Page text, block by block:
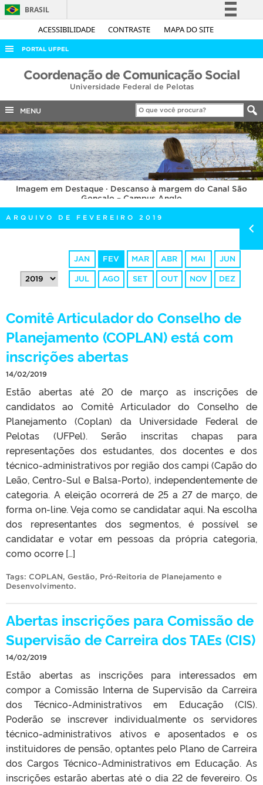
ACESSIBILIDADE CONTRASTE MAPA DO SITE
BRASIL
Simplifique!
Acesso à informação
Legislação
Canais
PORTAL UFPEL
ACESSO À INFORMAÇÃO
COBALTO
CONCURSOS
EDITAIS
INTERNACIONAL
OUVIDORIA
PORTARIAS
TELEFONES
Coordenação de Comunicação Social
Universidade Federal de Pelotas
MENU
Imagem em Destaque · Descanso à margem do Canal São
Gonçalo – Campus Anglo
ARQUIVO DE FEVEREIRO 2019
JAN FEV MAR ABR MAI JUN
JUL AGO SET OUT NOV DEZ
Comitê Articulador do Conselho de
Planejamento (COPLAN) está com
inscrições abertas
14/02/2019
Estão abertas até 20 de março as inscrições de
candidatos ao Comitê Articulador do Conselho de
Planejamento (Coplan) da Universidade Federal de
Pelotas (UFPel). Serão inscritas chapas para
representações dos estudantes, dos docentes e dos
técnico-administrativos por região dos campi (Capão do
Leão, Centro-Sul e Balsa-Porto), independentemente de
categoria. A eleição ocorrerá de 25 a 27 de março, de
forma on-line. Veja como se candidatar aqui. Na escolha
dos representantes dos segmentos, é possível se
candidatar e votar em pessoas da própria categoria,
como ocorre […]
Tags: COPLAN, Gestão, Pró-Reitoria de Planejamento e
Desenvolvimento.
Abertas inscrições para Comissão de
Supervisão de Carreira dos TAEs (CIS)
14/02/2019
Estão abertas as inscrições para interessados em
compor a Comissão Interna de Supervisão da Carreira
dos Técnico-Administrativos em Educação (CIS).
Poderão se inscrever individualmente os servidores
técnico-administrativos ativos e aposentados e os
instituidores de pensão, optantes pelo Plano de Carreira
dos Cargos Técnico-Administrativos em Educação. As
inscrições estarão abertas até o dia 22 de fevereiro. Os